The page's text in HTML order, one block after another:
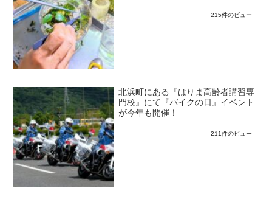
215件のビュー
北浜町にある『はりま高齢者講習専
門校』にて『バイクの日』イベント
が今年も開催！
211件のビュー